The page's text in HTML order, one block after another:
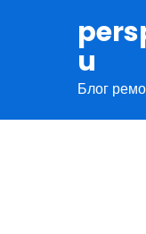
содержимому
u
Блог